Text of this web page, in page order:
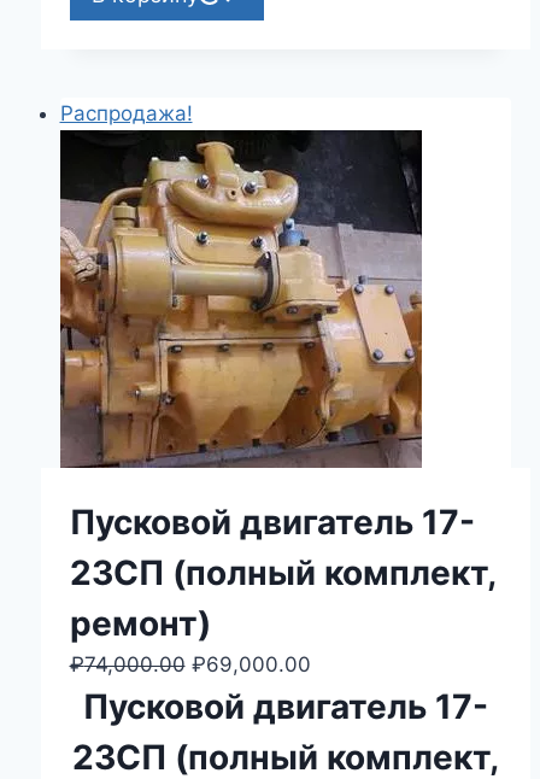
Распродажа!
Пусковой двигатель 17-
23СП (полный комплект,
ремонт)
₽74,000.00 Первоначальная
цена
составляла
₽74,000.00.
₽69,000.00
цена:
Пусковой двигатель 17-
23СП (полный комплект,